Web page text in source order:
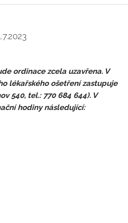
ordinace zcela uzavřena. V
lékařského ošetření zastupuje
540, tel.: 770 684 644). V
hodiny následující: